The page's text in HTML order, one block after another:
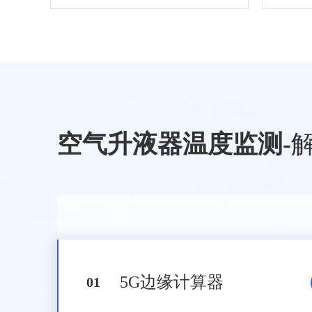
空气升液器温度监测 -
01 5G边缘计算器